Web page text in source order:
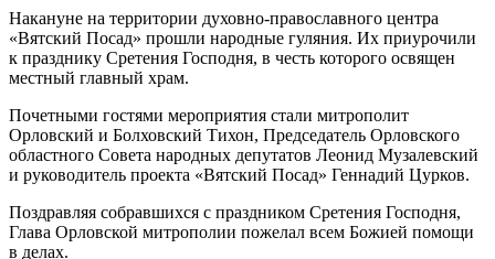
Накануне на территории духовно-православного центра
«Вятский Посад» прошли народные гуляния. Их приурочили
к празднику Сретения Господня, в честь которого освящен
местный главный храм.
Почетными гостями мероприятия стали митрополит
Орловский и Болховский Тихон, Председатель Орловского
областного Совета народных депутатов Леонид Музалевский
и руководитель проекта «Вятский Посад» Геннадий Цурков.
Поздравляя собравшихся с праздником Сретения Господня,
Глава Орловской митрополии пожелал всем Божией помощи
в делах.